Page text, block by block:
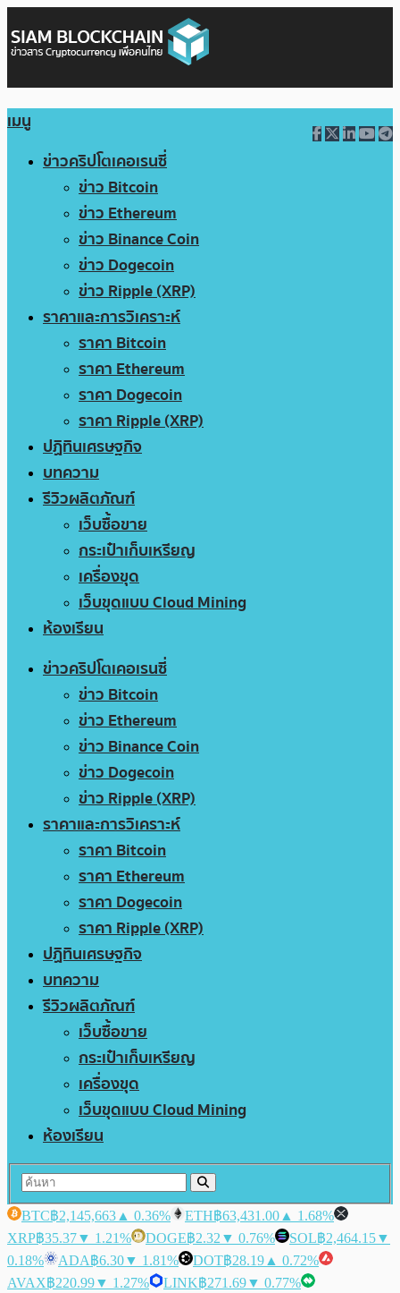
เมนู
ข่าวคริปโตเคอเรนซี่
ข่าว Bitcoin
ข่าว Ethereum
ข่าว Binance Coin
ข่าว Dogecoin
ข่าว Ripple (XRP)
ราคาและการวิเคราะห์
ราคา Bitcoin
ราคา Ethereum
ราคา Dogecoin
ราคา Ripple (XRP)
ปฏิทินเศรษฐกิจ
บทความ
รีวิวผลิตภัณฑ์
เว็บซื้อขาย
กระเป๋าเก็บเหรียญ
เครื่องขุด
เว็บขุดแบบ Cloud Mining
ห้องเรียน
ข่าวคริปโตเคอเรนซี่
ข่าว Bitcoin
ข่าว Ethereum
ข่าว Binance Coin
ข่าว Dogecoin
ข่าว Ripple (XRP)
ราคาและการวิเคราะห์
ราคา Bitcoin
ราคา Ethereum
ราคา Dogecoin
ราคา Ripple (XRP)
ปฏิทินเศรษฐกิจ
บทความ
รีวิวผลิตภัณฑ์
เว็บซื้อขาย
กระเป๋าเก็บเหรียญ
เครื่องขุด
เว็บขุดแบบ Cloud Mining
ห้องเรียน
BTC฿2,145,663 ▲ 0.36% ETH฿63,431.00 ▲ 1.68%
XRP฿35.37▼ 1.21% DOGE฿2.32 ▼ 0.76% SOL฿2,464.15▼
0.18%
ADA฿6.30▼ 1.81% DOT฿28.19 ▲ 0.72%
AVAX฿220.99▼ 1.27% LINK฿271.69▼ 0.77%